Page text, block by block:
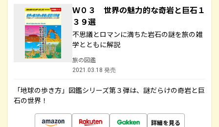
Ｗ０３ 世界の魅力的な奇岩と巨石１
３９選
不思議とロマンに満ちた岩石の謎を旅の雑
学とともに解説
旅の図鑑
2021.03.18 発売
「地球の歩き方」図鑑シリーズ第３弾は、謎だらけの奇岩と巨
石の世界！
詳細を見る